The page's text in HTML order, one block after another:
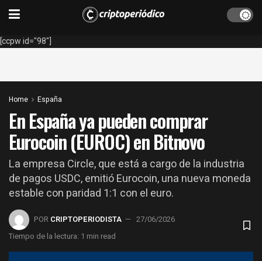
[ccpw id="98"]
Home España
En España ya pueden comprar
Eurocoin (EUROC) en Bitnovo
La empresa Circle, que está a cargo de la industria
de pagos USDC, emitió Eurocoin, una nueva moneda
estable con paridad 1:1 con el euro.
POR CRIPTOPERIODISTA
27/06/2026
Tiempo de la lectura: 1 min read